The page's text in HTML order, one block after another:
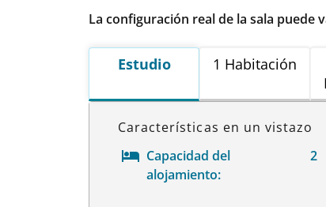
La configuración real de la sala puede
Estudio 1 Habitación
Características en un vistazo
Capacidad del
alojamiento:
2